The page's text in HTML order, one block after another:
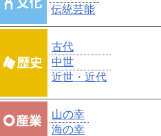
伝統芸能
古代
中世
近世・近代
山の幸
海の幸